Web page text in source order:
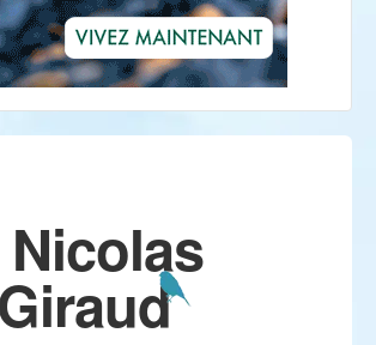
Nicolas
Giraud